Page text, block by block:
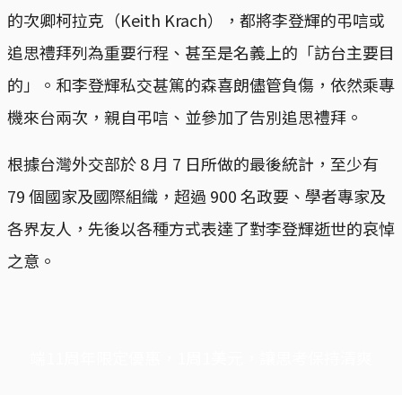
的次卿柯拉克（Keith Krach），都將李登輝的弔唁或
追思禮拜列為重要行程、甚至是名義上的「訪台主要目
的」。和李登輝私交甚篤的森喜朗儘管負傷，依然乘專
機來台兩次，親自弔唁、並參加了告別追思禮拜。
根據台灣外交部於 8 月 7 日所做的最後統計，至少有
79 個國家及國際組織，超過 900 名政要、學者專家及
各界友人，先後以各種方式表達了對李登輝逝世的哀悼
之意。